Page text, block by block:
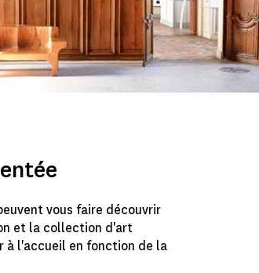
vous faire découvrir
et la collection d'art
à l'accueil en fonction de la